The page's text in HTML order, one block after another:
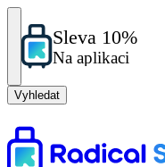
Sleva 10%
Na aplikaci
Vyhledat